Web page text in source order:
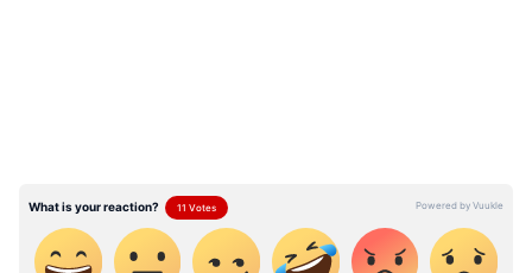
പ്രവേശിക്കുന്നിടത്താണ് വീഡിയോ
ആരംഭിക്കുന്നത്. ഭാര്യ അദ്ദേഹത്തെ